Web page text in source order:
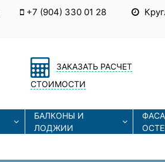
+7 (904) 330 01 28
ЗАКАЗАТЬ РАСЧЕТ
СТОИМОСТИ
БАЛКОНЫ И
ЛОДЖИИ